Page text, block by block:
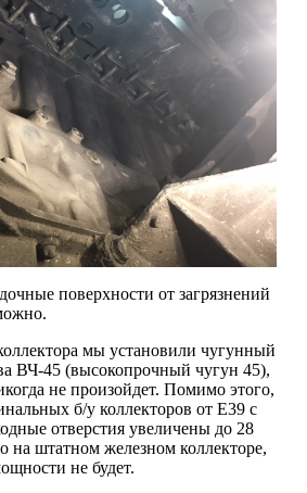
поверхности от загрязнений
мы установили чугунный
ВЧ-45 (высокопрочный чугун 45),
не произойдет. Помимо этого,
б/у коллекторов от Е39 с
отверстия увеличены до 28
на штатном железном коллекторе,
не будет.